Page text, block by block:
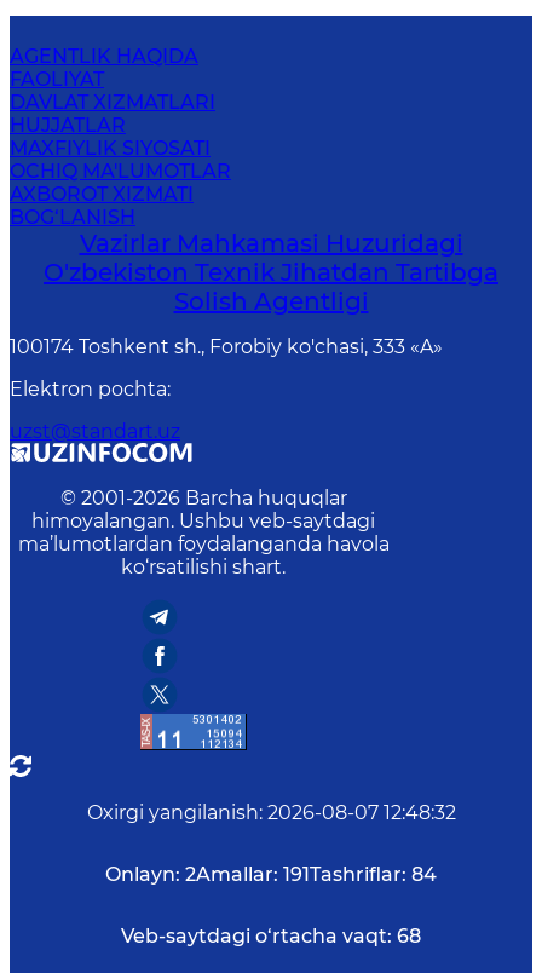
AGENTLIK HAQIDA
FAOLIYAT
DAVLAT XIZMATLARI
HUJJATLAR
MAXFIYLIK SIYOSATI
OCHIQ MA'LUMOTLAR
AXBOROT XIZMATI
BOG‘LANISH
Vazirlar Mahkamasi Huzuridagi
O'zbekiston Texnik Jihatdan Tartibga
Solish Agentligi
100174 Toshkent sh., Forobiy ko'chasi, 333 «A»
Elektron pochta:
uzst@standart.uz
© 2001-2026 Barcha huquqlar
himoyalangan. Ushbu veb-saytdagi
ma’lumotlardan foydalanganda havola
ko‘rsatilishi shart.
Oxirgi yangilanish: 2026-08-07 12:48:32
Onlayn: 2Amallar: 191Tashriflar: 84
Veb-saytdagi o‘rtacha vaqt: 68